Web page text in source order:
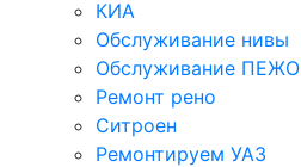
КИА
Обслуживание нивы
Обслуживание ПЕЖО
Ремонт рено
Ситроен
Ремонтируем УАЗ